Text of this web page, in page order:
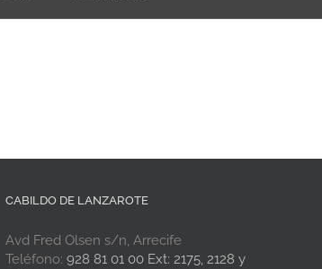
CABILDO DE LANZAROTE
Avd Fred Olsen s/n, Arrecife
Teléfono: 928 81 01 00 Ext: 2175, 2128 y